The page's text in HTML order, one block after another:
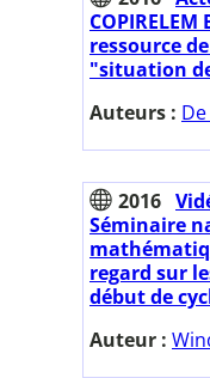
ressource
"situation
Auteurs :
2016
Séminaire
regard sur
début de
Auteur :